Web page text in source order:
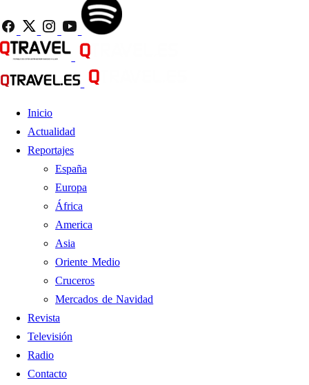
Inicio
Actualidad
Reportajes
España
Europa
África
America
Asia
Oriente Medio
Cruceros
Mercados de Navidad
Revista
Televisión
Radio
Contacto